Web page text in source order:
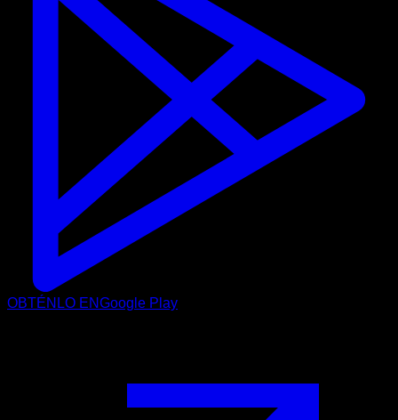
OBTÉNLO ENGoogle Play